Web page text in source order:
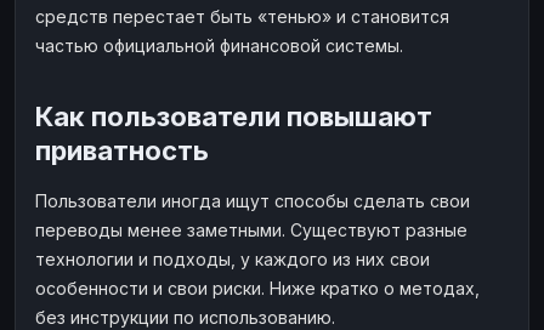
средств перестает быть «тенью» и становится
частью официальной финансовой системы.
Как пользователи повышают
приватность
Пользователи иногда ищут способы сделать свои
переводы менее заметными. Существуют разные
технологии и подходы, у каждого из них свои
особенности и свои риски. Ниже кратко о методах,
без инструкции по использованию.